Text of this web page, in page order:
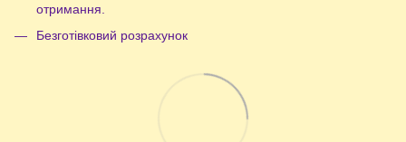
отримання.
Безготівковий розрахунок